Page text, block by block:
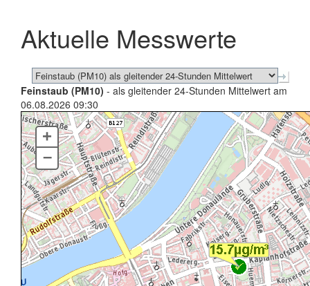
schließen
Aktuelle Messwerte
Feinstaub (PM10) - als gleitender 24-Stunden Mittelwert am
06.08.2026 09:30
+
–